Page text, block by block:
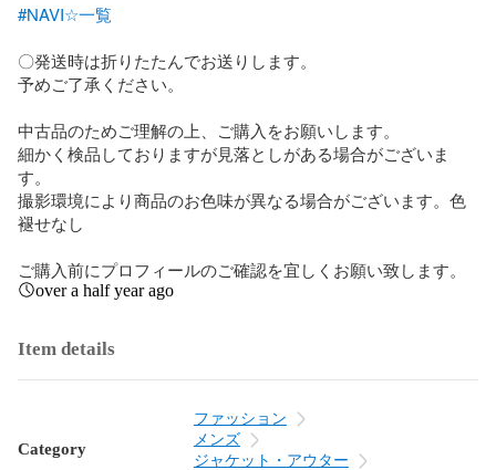
#NAVI☆一覧
〇発送時は折りたたんでお送りします。
予めご了承ください。
中古品のためご理解の上、ご購入をお願いします。
細かく検品しておりますが見落としがある場合がございま
す。
撮影環境により商品のお色味が異なる場合がございます。色
褪せなし
ご購入前にプロフィールのご確認を宜しくお願い致します。
over a half year ago
Item details
Category
ファッション
メンズ
ジャケット・アウター